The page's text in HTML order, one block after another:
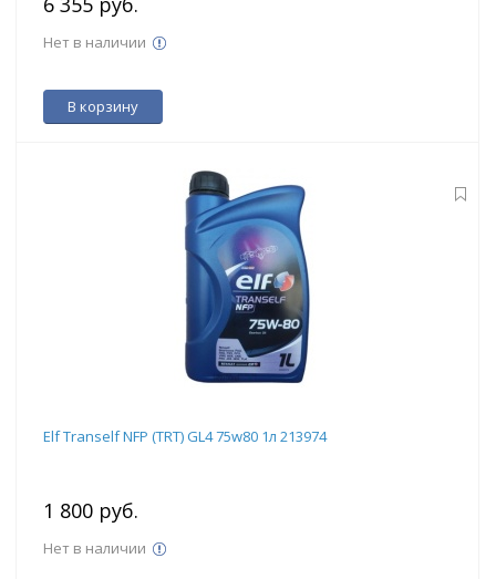
Нет в наличии
В корзину
Elf Tranself NFP (TRT) GL4 75w80 1л 213974
1 800 руб.
Нет в наличии